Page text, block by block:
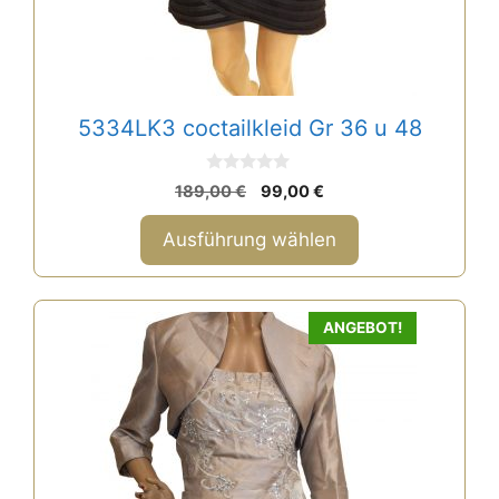
5334LK3 coctailkleid Gr 36 u 48
0
v
o
n
5
189,00€
Ursprünglicher
Preis
war:
189,00 €
99,00€
Preis
ist:
99,00 €.
Ausführung wählen
ANGEBOT!